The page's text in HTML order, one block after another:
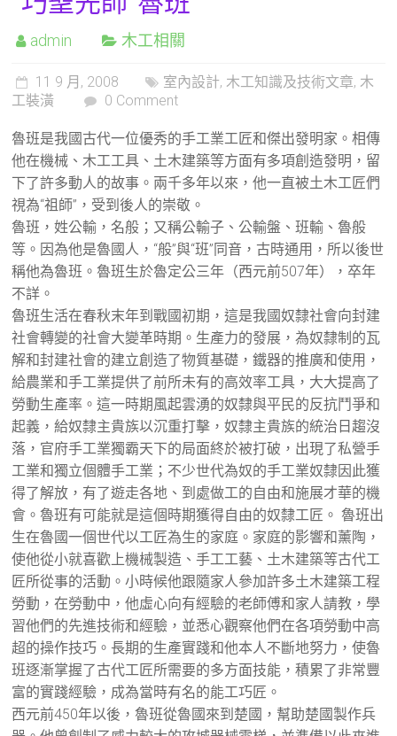
admin 木工相關
11 9 月, 2008 室內設計, 木工知識及技術文章, 木
工裝潢
0 Comment
魯班是我國古代一位優秀的手工業工匠和傑出發明家。相傳
他在機械、木工工具、土木建築等方面有多項創造發明，留
下了許多動人的故事。兩千多年以來，他一直被土木工匠們
視為“祖師”，受到後人的崇敬。
魯班，姓公輸，名般；又稱公輸子、公輸盤、班輸、魯般
等。因為他是魯國人，“般”與“班”同音，古時通用，所以後世
稱他為魯班。魯班生於魯定公三年（西元前507年），卒年
不詳。
魯班生活在春秋末年到戰國初期，這是我國奴隸社會向封建
社會轉變的社會大變革時期。生產力的發展，為奴隸制的瓦
解和封建社會的建立創造了物質基礎，鐵器的推廣和使用，
給農業和手工業提供了前所未有的高效率工具，大大提高了
勞動生產率。這一時期風起雲湧的奴隸與平民的反抗鬥爭和
起義，給奴隸主貴族以沉重打擊，奴隸主貴族的統治日趨沒
落，官府手工業獨霸天下的局面終於被打破，出現了私營手
工業和獨立個體手工業；不少世代為奴的手工業奴隸因此獲
得了解放，有了遊走各地、到處做工的自由和施展才華的機
會。魯班有可能就是這個時期獲得自由的奴隸工匠。 魯班出
生在魯國一個世代以工匠為生的家庭。家庭的影響和薰陶，
使他從小就喜歡上機械製造、手工工藝、土木建築等古代工
匠所從事的活動。小時候他跟隨家人參加許多土木建築工程
勞動，在勞動中，他虛心向有經驗的老師傅和家人請教，學
習他們的先進技術和經驗，並悉心觀察他們在各項勞動中高
超的操作技巧。長期的生產實踐和他本人不斷地努力，使魯
班逐漸掌握了古代工匠所需要的多方面技能，積累了非常豐
富的實踐經驗，成為當時有名的能工巧匠。
西元前450年以後，魯班從魯國來到楚國，幫助楚國製作兵